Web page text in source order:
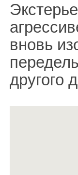
вновь
другого